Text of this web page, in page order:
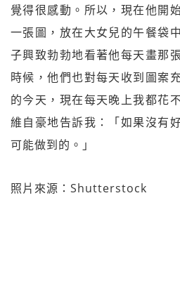
覺得很感動。所以，現在他開
一張圖，放在大女兒的午餐袋
子興致勃勃地看著他每天畫那
時候，他們也對每天收到圖案
的今天，現在每天晚上我都花
維自豪地告訴我：「如果沒有
可能做到的。」
照片來源：Shutterstock